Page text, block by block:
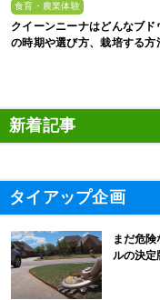
食育・農業体験
クイーンニーナはどんなブ
の時期や選び方、栽培する方
新着記事
タイアップ企画
まだ危
ルの決定